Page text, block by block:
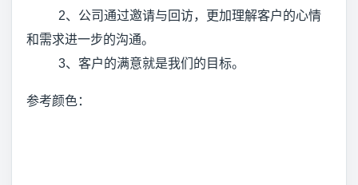
2、公司通过邀请与回访，更加理解客户的心情
和需求进一步的沟通。
3、客户的满意就是我们的目标。
参考颜色：